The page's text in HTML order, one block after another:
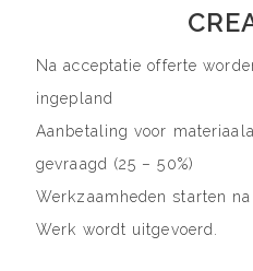
Na acceptatie offerte
ingepland
Aanbetaling voor
gevraagd (25 – 50%)
Werkzaamheden starten
Werk wordt uitgevoerd.